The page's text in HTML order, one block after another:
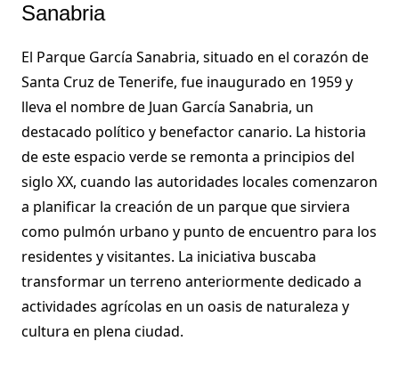
Sanabria
El Parque García Sanabria, situado en el corazón de
Santa Cruz de Tenerife, fue inaugurado en 1959 y
lleva el nombre de Juan García Sanabria, un
destacado político y benefactor canario. La historia
de este espacio verde se remonta a principios del
siglo XX, cuando las autoridades locales comenzaron
a planificar la creación de un parque que sirviera
como pulmón urbano y punto de encuentro para los
residentes y visitantes. La iniciativa buscaba
transformar un terreno anteriormente dedicado a
actividades agrícolas en un oasis de naturaleza y
cultura en plena ciudad.